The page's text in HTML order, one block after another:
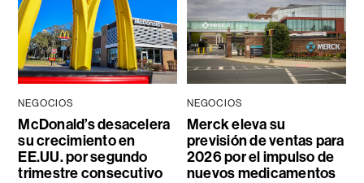
NEGOCIOS
McDonald’s desacelera
su crecimiento en
EE.UU. por segundo
trimestre consecutivo
NEGOCIOS
Merck eleva su
previsión de ventas para
2026 por el impulso de
nuevos medicamentos